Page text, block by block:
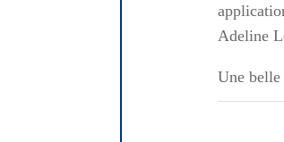
Adeline
Une